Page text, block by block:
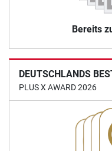
Bereits
DEUTSCHLANDS
PLUS X AWARD 2026